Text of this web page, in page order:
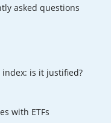
asked questions
is it justified?
with ETFs